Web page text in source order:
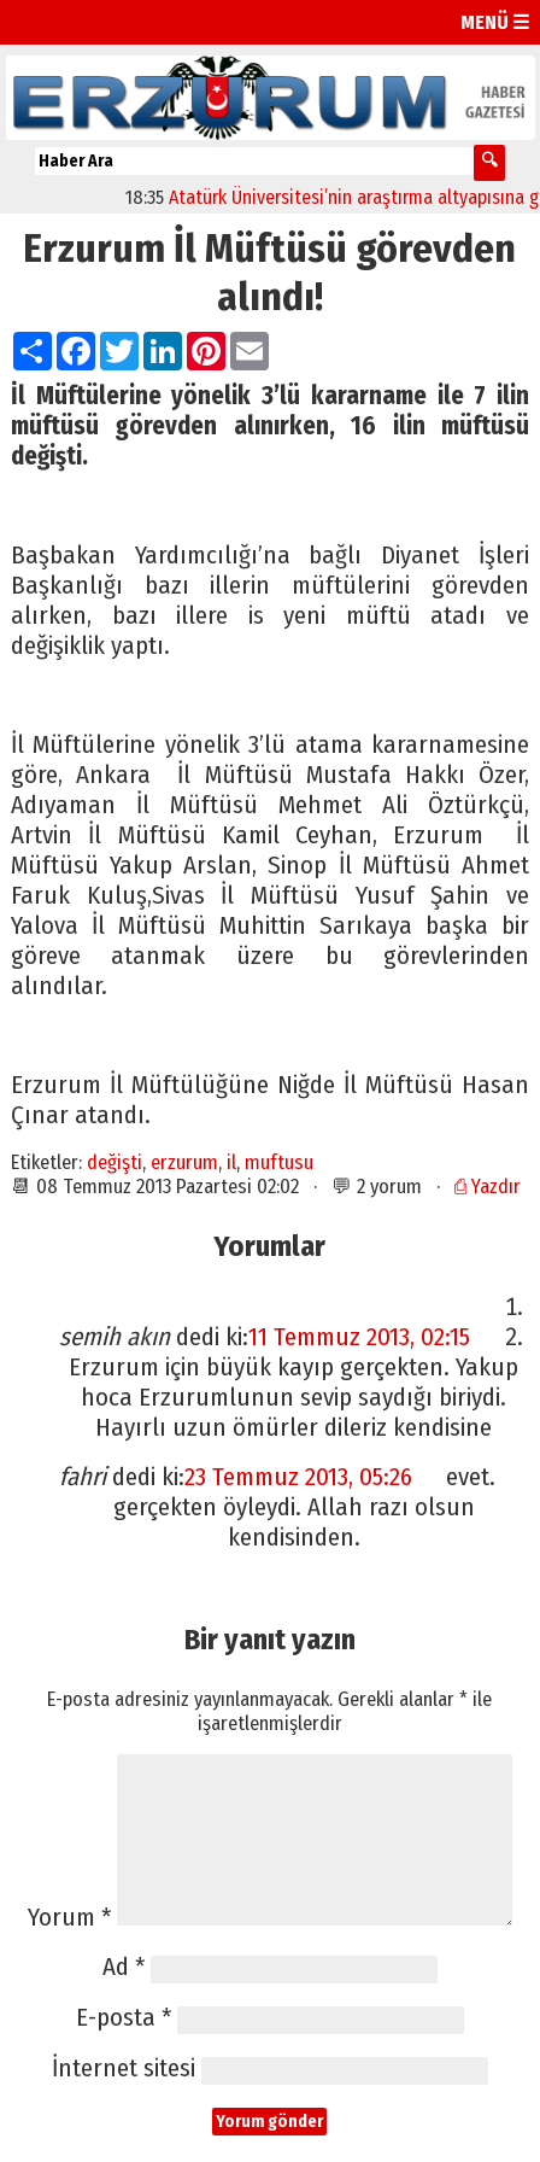
MENÜ ☰
18:35 Atatürk Üniversitesi’nin araştırma altyapısına
Erzurum İl Müftüsü görevden
alındı!
PaylaşFacebook
TwitterLinkedIn
Pinterest
Email
İl Müftülerine yönelik 3’lü kararname ile 7 ilin
müftüsü görevden alınırken, 16 ilin müftüsü
değişti.
Başbakan Yardımcılığı’na bağlı Diyanet İşleri
Başkanlığı bazı illerin müftülerini görevden
alırken, bazı illere is yeni müftü atadı ve
değişiklik yaptı.
İl Müftülerine yönelik 3’lü atama kararnamesine
göre, Ankara İl Müftüsü Mustafa Hakkı Özer,
Adıyaman İl Müftüsü Mehmet Ali Öztürkçü,
Artvin İl Müftüsü Kamil Ceyhan, Erzurum İl
Müftüsü Yakup Arslan, Sinop İl Müftüsü Ahmet
Faruk Kuluş,Sivas İl Müftüsü Yusuf Şahin ve
Yalova İl Müftüsü Muhittin Sarıkaya başka bir
göreve atanmak üzere bu görevlerinden
alındılar.
Erzurum İl Müftülüğüne Niğde İl Müftüsü Hasan
Çınar atandı.
Etiketler: değişti, erzurum, il, muftusu
📆 08 Temmuz 2013 Pazartesi 02:02 · 💬 2 yorum · ⎙ Yazdır
Yorumlar
semih akın dedi ki:11 Temmuz 2013, 02:15
Erzurum için büyük kayıp gerçekten. Yakup
hoca Erzurumlunun sevip saydığı biriydi.
Hayırlı uzun ömürler dileriz kendisine
fahri dedi ki:23 Temmuz 2013, 05:26
evet.
gerçekten öyleydi. Allah razı olsun
kendisinden.
Bir yanıt yazın
E-posta adresiniz yayınlanmayacak. Gerekli alanlar* ile
işaretlenmişlerdir
Yorum *
Ad *
E-posta *
İnternet sitesi